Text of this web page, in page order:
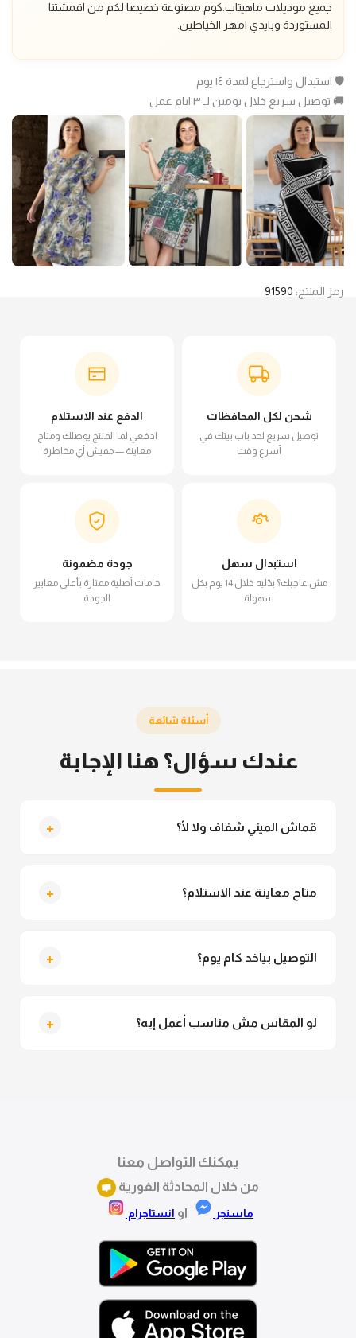
جميع موديلات ماهيتاب.كوم مصنوعة خصيصا لكم من اقمشتنا
المستوردة وبايدي امهر الخياطين.
🛡️ استبدال واسترجاع لمدة ١٤ يوم
🚚 توصيل سريع خلال يومين لـ ٣ ايام عمل
رمز المنتج: 91590
شحن لكل المحافظات
توصيل سريع لحد باب بيتك في
أسرع وقت
الدفع عند الاستلام
ادفعي لما المنتج يوصلك ومتاح
معاينة — مفيش أي مخاطرة
استبدال سهل
مش عاجبك؟ بدّليه خلال 14 يوم بكل
سهولة
جودة مضمونة
خامات أصلية ممتازة بأعلى معايير
الجودة
أسئلة شائعة
عندك سؤال؟ هنا الإجابة
قماش الميني شفاف ولا لأ؟ +
متاح معاينة عند الاستلام؟ +
التوصيل بياخد كام يوم؟ +
لو المقاس مش مناسب أعمل إيه؟ +
يمكنك التواصل معنا
من خلال المحادثة الفورية
ماسنجر او انستاجرام